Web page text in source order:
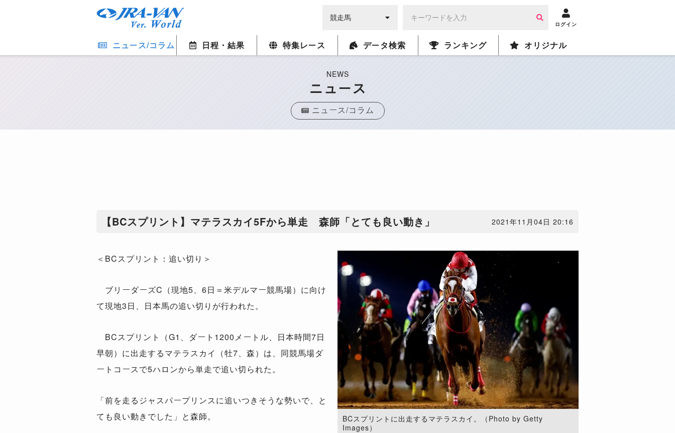
ログイン
ニュース/コラム 日程・結果 特集レース データ検索 ランキング オリジナル
NEWS
ニュース
ニュース/コラム
【BCスプリント】マテラスカイ5Fから単走 森師「とても良い動き」 2021年11月04日 20:16
BCスプリントに出走するマテラスカイ。（Photo by Getty
Images）
＜BCスプリント：追い切り＞
ブリーダーズC（現地5、6日＝米デルマー競馬場）に向け
て現地3日、日本馬の追い切りが行われた。
BCスプリント（G1、ダート1200メートル、日本時間7日
早朝）に出走するマテラスカイ（牡7、森）は、同競馬場ダ
ートコースで5ハロンから単走で追い切られた。
「前を走るジャスパープリンスに追いつきそうな勢いで、と
ても良い動きでした」と森師。